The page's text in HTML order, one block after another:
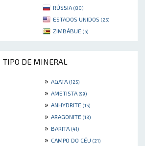
RÚSSIA (80)
ESTADOS UNIDOS (25)
ZIMBÁBUE (6)
TIPO DE MINERAL
» AGATA (125)
» AMETISTA (99)
» ANHYDRITE (15)
» ARAGONITE (13)
» BARITA (41)
» CAMPO DO CÉU (21)